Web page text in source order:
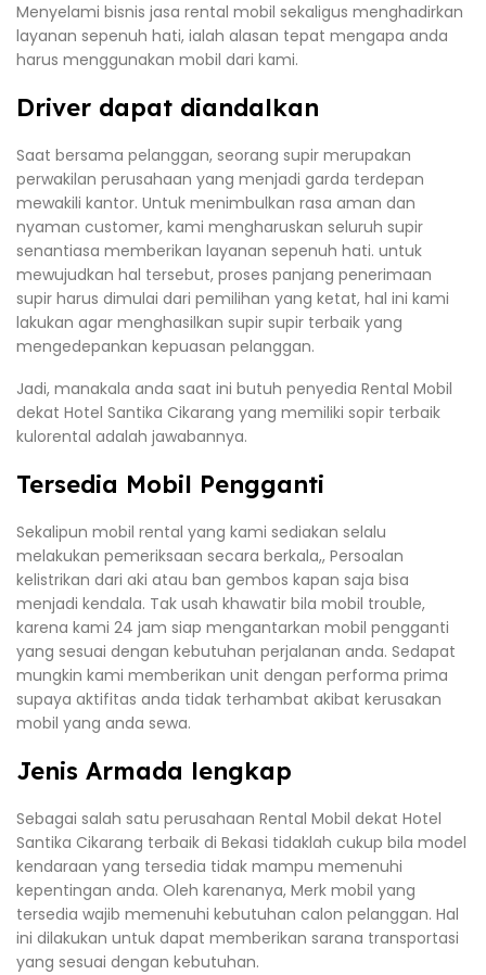
Menyelami bisnis jasa rental mobil sekaligus menghadirkan
layanan sepenuh hati, ialah alasan tepat mengapa anda
harus menggunakan mobil dari kami.
Driver dapat diandalkan
Saat bersama pelanggan, seorang supir merupakan
perwakilan perusahaan yang menjadi garda terdepan
mewakili kantor. Untuk menimbulkan rasa aman dan
nyaman customer, kami mengharuskan seluruh supir
senantiasa memberikan layanan sepenuh hati. untuk
mewujudkan hal tersebut, proses panjang penerimaan
supir harus dimulai dari pemilihan yang ketat, hal ini kami
lakukan agar menghasilkan supir supir terbaik yang
mengedepankan kepuasan pelanggan.
Jadi, manakala anda saat ini butuh penyedia Rental Mobil
dekat Hotel Santika Cikarang yang memiliki sopir terbaik
kulorental adalah jawabannya.
Tersedia Mobil Pengganti
Sekalipun mobil rental yang kami sediakan selalu
melakukan pemeriksaan secara berkala,, Persoalan
kelistrikan dari aki atau ban gembos kapan saja bisa
menjadi kendala. Tak usah khawatir bila mobil trouble,
karena kami 24 jam siap mengantarkan mobil pengganti
yang sesuai dengan kebutuhan perjalanan anda. Sedapat
mungkin kami memberikan unit dengan performa prima
supaya aktifitas anda tidak terhambat akibat kerusakan
mobil yang anda sewa.
Jenis Armada lengkap
Sebagai salah satu perusahaan Rental Mobil dekat Hotel
Santika Cikarang terbaik di Bekasi tidaklah cukup bila model
kendaraan yang tersedia tidak mampu memenuhi
kepentingan anda. Oleh karenanya, Merk mobil yang
tersedia wajib memenuhi kebutuhan calon pelanggan. Hal
ini dilakukan untuk dapat memberikan sarana transportasi
yang sesuai dengan kebutuhan.